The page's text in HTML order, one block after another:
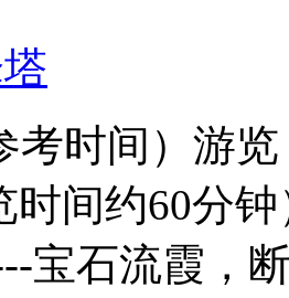
考时间）游
时间约60分
宝石流霞，